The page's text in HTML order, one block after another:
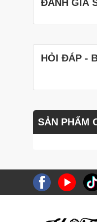
ĐÁNH GIÁ
HỎI ĐÁP -
SẢN PHẨM